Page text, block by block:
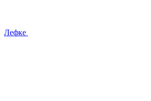
Лефке